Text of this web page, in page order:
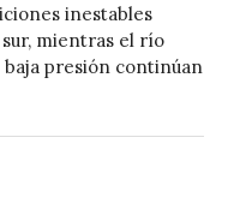
inestables
mientras el río
presión continúan